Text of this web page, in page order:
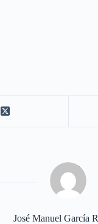
José Manuel García